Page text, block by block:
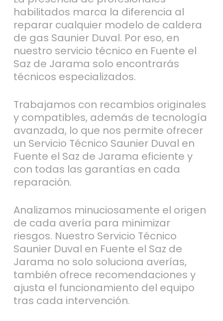
habilitados marca la diferencia al
reparar cualquier modelo de caldera
de gas Saunier Duval. Por eso, en
nuestro servicio técnico en Fuente el
Saz de Jarama solo encontrarás
técnicos especializados.
Trabajamos con recambios originales
y compatibles, además de tecnología
avanzada, lo que nos permite ofrecer
un Servicio Técnico Saunier Duval en
Fuente el Saz de Jarama eficiente y
con todas las garantías en cada
reparación.
Analizamos minuciosamente el origen
de cada avería para minimizar
riesgos. Nuestro Servicio Técnico
Saunier Duval en Fuente el Saz de
Jarama no solo soluciona averías,
también ofrece recomendaciones y
ajusta el funcionamiento del equipo
tras cada intervención.